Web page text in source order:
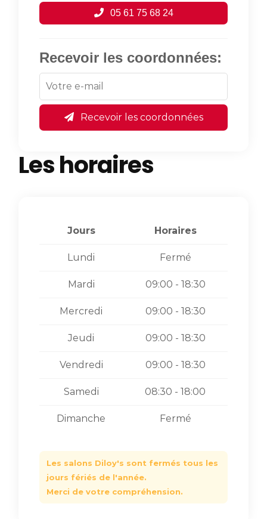
05 61 75 68 24
Recevoir les coordonnées:
Recevoir les coordonnées
Les horaires
Jours Horaires
Lundi Fermé
Mardi 09:00 - 18:30
Mercredi 09:00 - 18:30
Jeudi 09:00 - 18:30
Vendredi 09:00 - 18:30
Samedi 08:30 - 18:00
Dimanche Fermé
Les salons Diloy's sont fermés tous les
jours fériés de l'année.
Merci de votre compréhension.